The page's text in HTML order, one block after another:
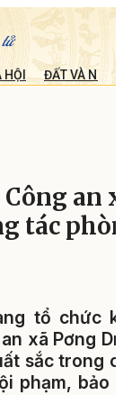
HỘI ĐẤT VÀ
an
tác
tổ chức
xã Pơng
sắc trong
phạm, bảo